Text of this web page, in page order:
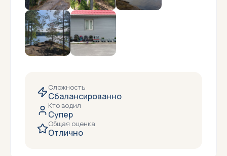
Сложность
Сбалансированно
Кто водил
Супер
Общая оценка
Отлично